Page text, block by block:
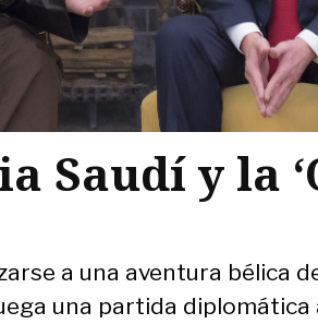
Saudí y la
a una aventura bélica
una partida